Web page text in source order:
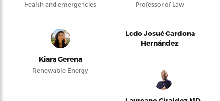
Health and emergencies Professor of Law
Kiara Gerena
Renewable Energy
Lcdo Josué Cardona
Hernández